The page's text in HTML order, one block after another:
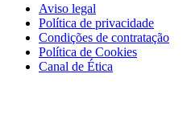
Aviso legal
Política de privacidade
Condições de contratação
Política de Cookies
Canal de Ética